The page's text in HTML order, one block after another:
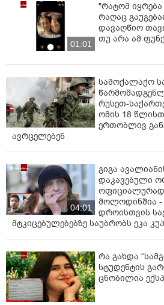
01:01
"რატომ იყრება
რაღაც
დავაღწიო
თუ არა ამ
სამოქალაქო
რუსეთ-
ომის 18
ერთობლივ
ავრცელებენ
04:01
გიგა
დაკავებული
ოფიციალურად
მოლოდინშია -
დროისთვის
მტკიცებულებებზე საუბრობს ეკა
რა გახდა
სტუდენტის
ცნობილია